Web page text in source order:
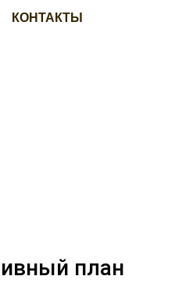
КОНТАКТЫ
план